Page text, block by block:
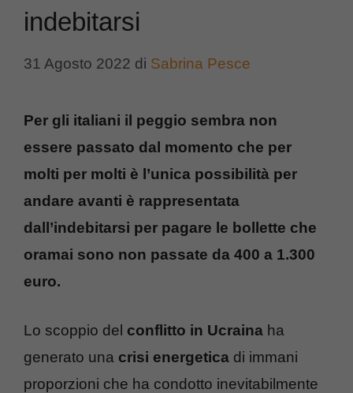
indebitarsi
31 Agosto 2022 di Sabrina Pesce
Per gli italiani il peggio sembra non
essere passato dal momento che per
molti per molti è l’unica possibilità per
andare avanti è rappresentata
dall’indebitarsi per pagare le bollette che
oramai sono non passate da 400 a 1.300
euro.
Lo scoppio del conflitto in Ucraina ha
generato una crisi energetica di immani
proporzioni che ha condotto inevitabilmente